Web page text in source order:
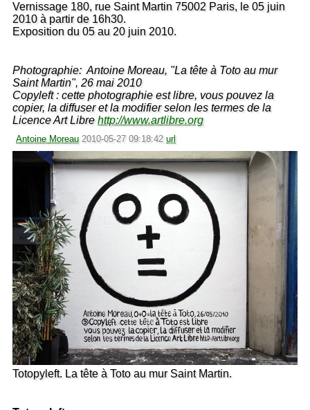
Vernissage 180, rue Saint Martin 75002 Paris, le 05 juin
2010 à partir de 16h30.
Exposition du 05 au 20 juin 2010.
Photographie: Antoine Moreau, "La tête à Toto au mur
Saint Martin", 26 mai 2010
Copyleft : cette photographie est libre, vous pouvez la
copier, la diffuser et la modifier selon les termes de la
Licence Art Librehttp://www.artlibre.org
Antoine Moreau 2010-05-27 09:18:42 url
Totopyleft. La tête à Toto au mur Saint Martin.